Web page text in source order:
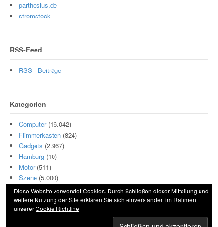
parthesius.de
stromstock
RSS-Feed
RSS - Beiträge
Kategorien
Computer(16.042)
Flimmerkasten (824)
Gadgets (2.967)
Hamburg (10)
Motor(511)
Szene (5.000)
© 2026 Hightech und Blech. All Rights Reserved.
Diese Website verwendet Cookies. Durch Schließen dieser Mitteilung und
weitere Nutzung der Site erklären Sie sich einverstanden im Rahmen
unsererCookie Richtline